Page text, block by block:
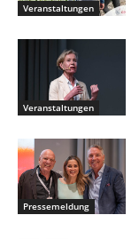
Veranstaltungen
Veranstaltungen
Pressemeldung